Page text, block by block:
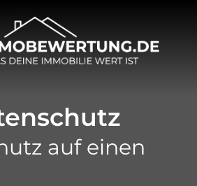
auf einen